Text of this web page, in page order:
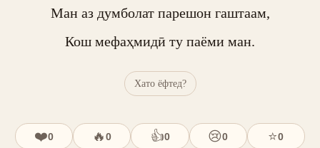
Ман аз думболат парешон гаштаам,
Кош мефаҳмидӣ ту паёми ман.
Хато ёфтед?
❤️0 🔥0 👍0 😢0 ⭐0